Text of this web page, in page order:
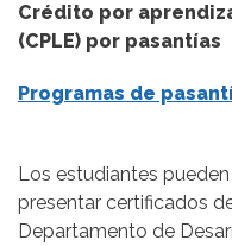
Crédito por
(CPLE) por pasantías
Programas de
Los estudiantes
presentar certificados
Departamento de